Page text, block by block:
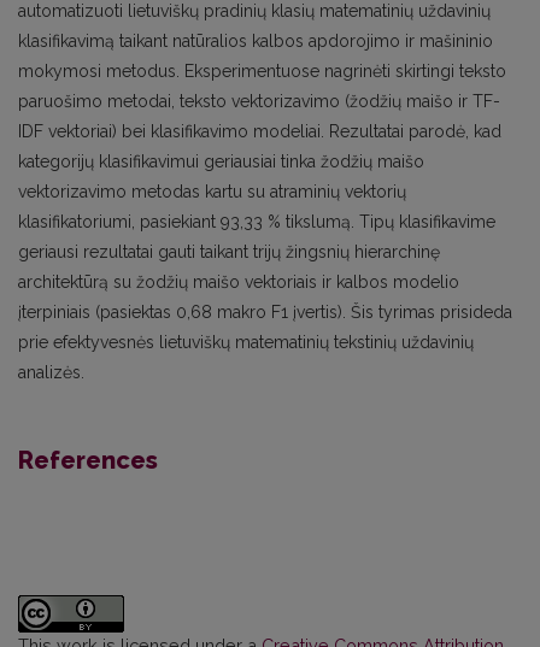
automatizuoti lietuviškų pradinių klasių matematinių uždavinių
klasifikavimą taikant natūralios kalbos apdorojimo ir mašininio
mokymosi metodus. Eksperimentuose nagrinėti skirtingi teksto
paruošimo metodai, teksto vektorizavimo (žodžių maišo ir TF-
IDF vektoriai) bei klasifikavimo modeliai. Rezultatai parodė, kad
kategorijų klasifikavimui geriausiai tinka žodžių maišo
vektorizavimo metodas kartu su atraminių vektorių
klasifikatoriumi, pasiekiant 93,33 % tikslumą. Tipų klasifikavime
geriausi rezultatai gauti taikant trijų žingsnių hierarchinę
architektūrą su žodžių maišo vektoriais ir kalbos modelio
įterpiniais (pasiektas 0,68 makro F1 įvertis). Šis tyrimas prisideda
prie efektyvesnės lietuviškų matematinių tekstinių uždavinių
analizės.
References